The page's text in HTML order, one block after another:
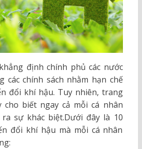
định chính phủ các nước
các chính sách nhằm hạn chế
đổi khí hậu. Tuy nhiên, trang
cho biết ngay cả mỗi cá nhân
sự khác biệt.Dưới đây là 10
đổi khí hậu mà mỗi cá nhân